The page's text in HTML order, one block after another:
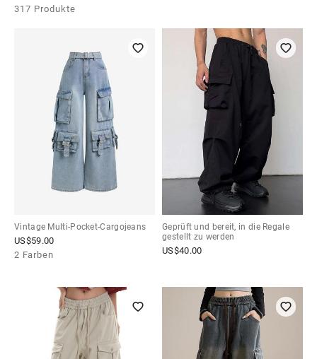
317 Produkte
Vintage Multi-Pocket-Cargojeans
US$59.00
2 Farben
Geprüft und bereit, in die Regale
gestellt zu werden
US$40.00